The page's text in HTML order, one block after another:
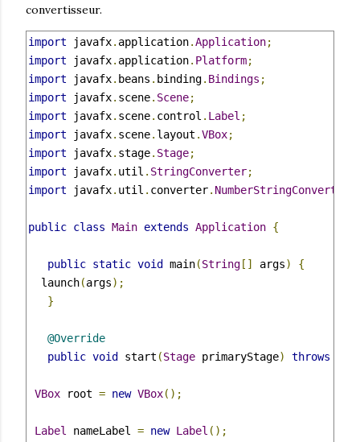
convertisseur.
import javafx. application.Application;
import javafx. application. Platform;
import javafx. beans . binding. Bindings ;
import javafx. scene. Scene;
import javafx. scene. control . Label ;
import javafx. scene. layout .VBox;
import javafx. stage. Stage;
import javafx. util . StringConverter;
import javafx. util . converter. NumberStringConverter
public class Main extends Application {
public static void main(String [] args)
{
  launch
(args);
}
@Override
public void start (Stage primaryStage) throws
VBox root = new VBox();
Label nameLabel = new Label ();